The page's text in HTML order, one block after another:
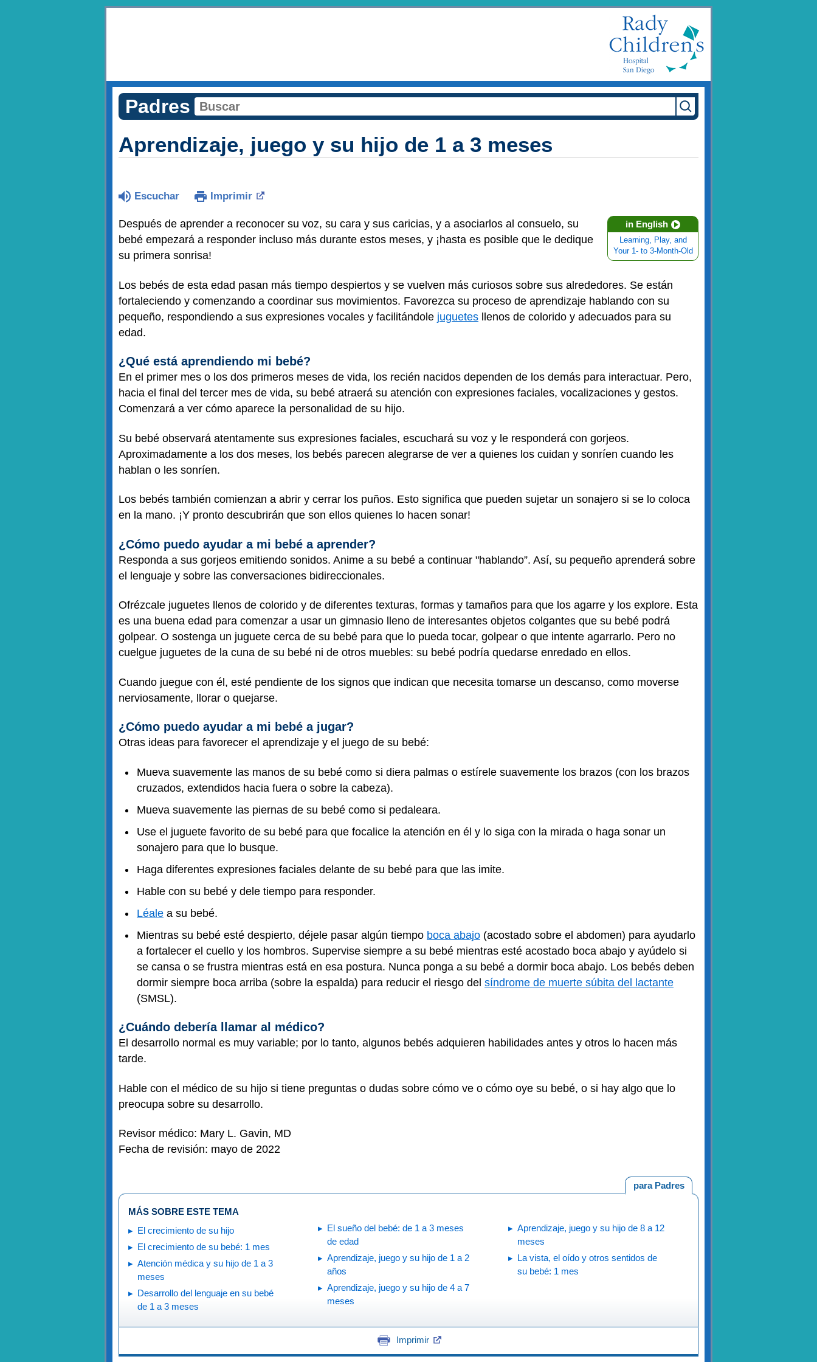
Padres
Aprendizaje, juego y su hijo de 1 a 3 meses
Escuchar Imprimir
in English
Learning, Play, and
Your 1- to 3-Month-Old
Después de aprender a reconocer su voz, su cara y sus caricias, y a asociarlos al consuelo, su
bebé empezará a responder incluso más durante estos meses, y ¡hasta es posible que le dedique
su primera sonrisa!
Los bebés de esta edad pasan más tiempo despiertos y se vuelven más curiosos sobre sus alrededores. Se están
fortaleciendo y comenzando a coordinar sus movimientos. Favorezca su proceso de aprendizaje hablando con su
pequeño, respondiendo a sus expresiones vocales y facilitándole juguetes llenos de colorido y adecuados para su
edad.
¿Qué está aprendiendo mi bebé?
En el primer mes o los dos primeros meses de vida, los recién nacidos dependen de los demás para interactuar. Pero,
hacia el final del tercer mes de vida, su bebé atraerá su atención con expresiones faciales, vocalizaciones y gestos.
Comenzará a ver cómo aparece la personalidad de su hijo.
Su bebé observará atentamente sus expresiones faciales, escuchará su voz y le responderá con gorjeos.
Aproximadamente a los dos meses, los bebés parecen alegrarse de ver a quienes los cuidan y sonríen cuando les
hablan o les sonríen.
Los bebés también comienzan a abrir y cerrar los puños. Esto significa que pueden sujetar un sonajero si se lo coloca
en la mano. ¡Y pronto descubrirán que son ellos quienes lo hacen sonar!
¿Cómo puedo ayudar a mi bebé a aprender?
Responda a sus gorjeos emitiendo sonidos. Anime a su bebé a continuar "hablando”. Así, su pequeño aprenderá sobre
el lenguaje y sobre las conversaciones bidireccionales.
Ofrézcale juguetes llenos de colorido y de diferentes texturas, formas y tamaños para que los agarre y los explore. Esta
es una buena edad para comenzar a usar un gimnasio lleno de interesantes objetos colgantes que su bebé podrá
golpear. O sostenga un juguete cerca de su bebé para que lo pueda tocar, golpear o que intente agarrarlo. Pero no
cuelgue juguetes de la cuna de su bebé ni de otros muebles: su bebé podría quedarse enredado en ellos.
Cuando juegue con él, esté pendiente de los signos que indican que necesita tomarse un descanso, como moverse
nerviosamente, llorar o quejarse.
¿Cómo puedo ayudar a mi bebé a jugar?
Otras ideas para favorecer el aprendizaje y el juego de su bebé:
Mueva suavemente las manos de su bebé como si diera palmas o estírele suavemente los brazos (con los brazos
cruzados, extendidos hacia fuera o sobre la cabeza).
Mueva suavemente las piernas de su bebé como si pedaleara.
Use el juguete favorito de su bebé para que focalice la atención en él y lo siga con la mirada o haga sonar un
sonajero para que lo busque.
Haga diferentes expresiones faciales delante de su bebé para que las imite.
Hable con su bebé y dele tiempo para responder.
Léale a su bebé.
Mientras su bebé esté despierto, déjele pasar algún tiempo boca abajo (acostado sobre el abdomen) para ayudarlo
a fortalecer el cuello y los hombros. Supervise siempre a su bebé mientras esté acostado boca abajo y ayúdelo si
se cansa o se frustra mientras está en esa postura. Nunca ponga a su bebé a dormir boca abajo. Los bebés deben
dormir siempre boca arriba (sobre la espalda) para reducir el riesgo del síndrome de muerte súbita del lactante
(SMSL).
¿Cuándo debería llamar al médico?
El desarrollo normal es muy variable; por lo tanto, algunos bebés adquieren habilidades antes y otros lo hacen más
tarde.
Hable con el médico de su hijo si tiene preguntas o dudas sobre cómo ve o cómo oye su bebé, o si hay algo que lo
preocupa sobre su desarrollo.
Revisor médico: Mary L. Gavin, MD
Fecha de revisión: mayo de 2022
para Padres
MÁS SOBRE ESTE TEMA
El crecimiento de su hijo
El crecimiento de su bebé: 1 mes
Atención médica y su hijo de 1 a 3
meses
Desarrollo del lenguaje en su bebé
de 1 a 3 meses
El sueño del bebé: de 1 a 3 meses
de edad
Aprendizaje, juego y su hijo de 1 a 2
años
Aprendizaje, juego y su hijo de 4 a 7
meses
Aprendizaje, juego y su hijo de 8 a 12
meses
La vista, el oído y otros sentidos de
su bebé: 1 mes
Imprimir